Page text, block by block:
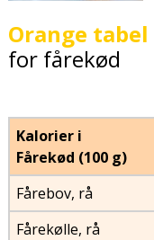
Orange tabel
for fårekød
Kalorier i
Fårekød (100 g)
Fårebov, rå
Fårekølle, rå